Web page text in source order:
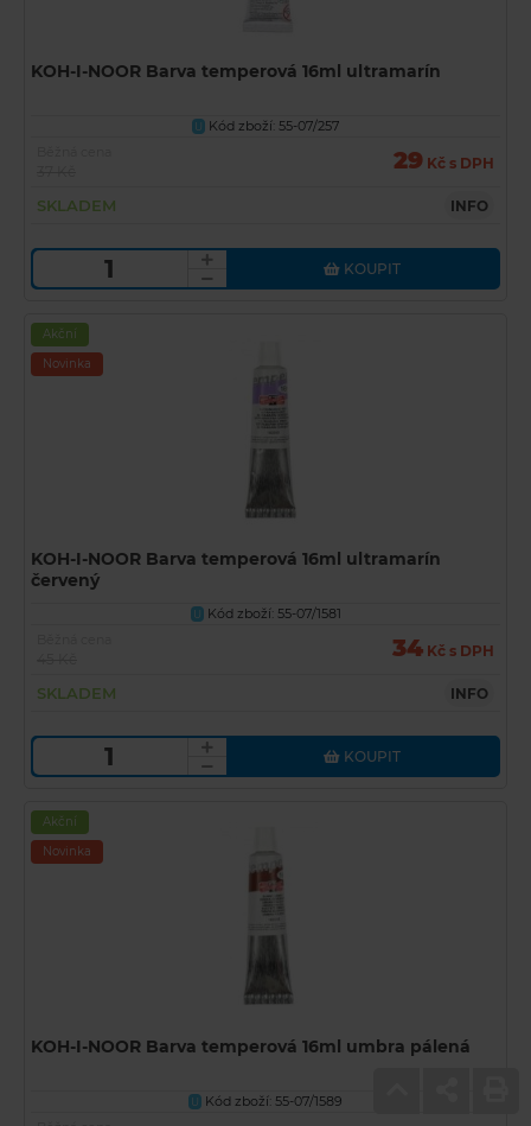
KOH-I-NOOR Barva temperová 16ml ultramarín
U
Kód zboží: 55-07/257
29 Kč s DPH
SKLADEM INFO
KOUPIT
Akční
Novinka
KOH-I-NOOR Barva temperová 16ml ultramarín
červený
U Kód zboží: 55-07/1581
34 Kč s DPH
SKLADEM INFO
KOUPIT
Akční
Novinka
KOH-I-NOOR Barva temperová 16ml umbra pálená
U
Kód zboží: 55-07/1589